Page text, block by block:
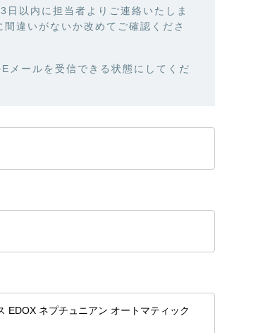
以内に担当者よりご連絡いたしま
違いがないか改めてご確認くださ
ールを受信できる状態にしてくだ